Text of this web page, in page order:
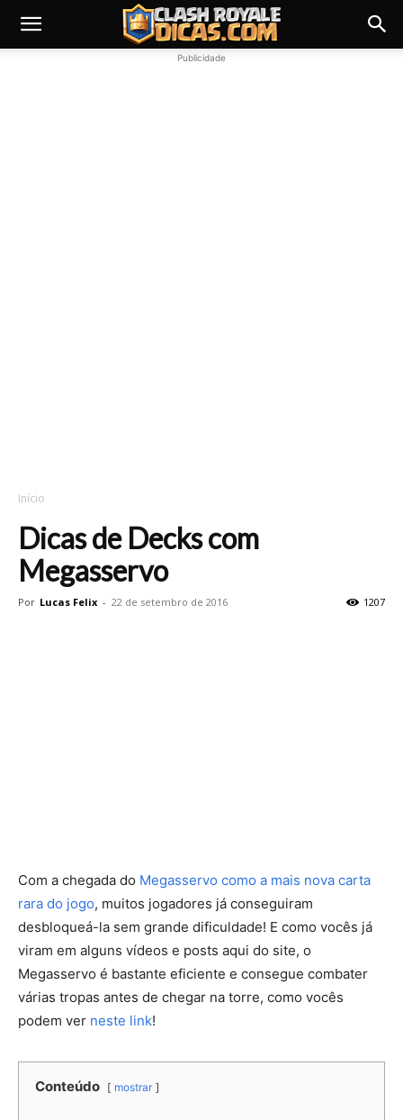
Publicidade
Início
Dicas de Decks com
Megasservo
Por Lucas Felix - 22 de setembro de 2016 1207
Com a chegada do Megasservo como a mais nova carta
rara do jogo, muitos jogadores já conseguiram
desbloqueá-la sem grande dificuldade! E como vocês já
viram em alguns vídeos e posts aqui do site, o
Megasservo é bastante eficiente e consegue combater
várias tropas antes de chegar na torre, como vocês
podem ver neste link!
Conteúdo mostrar